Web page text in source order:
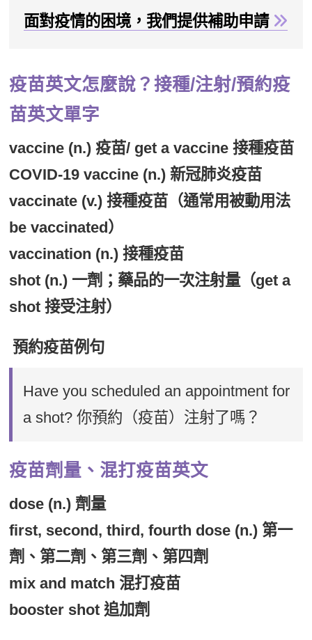
面對疫情的困境，我們提供補助申請
疫苗英文怎麼說？接種/注射/預約疫
苗英文單字
vaccine (n.) 疫苗/ get a vaccine 接種疫苗
COVID-19 vaccine (n.) 新冠肺炎疫苗
vaccinate (v.) 接種疫苗（通常用被動用法
be vaccinated）
vaccination (n.) 接種疫苗
shot (n.) 一劑；藥品的一次注射量（get a
shot 接受注射）
預約疫苗例句
Have you scheduled an appointment for
a shot? 你預約（疫苗）注射了嗎？
疫苗劑量、混打疫苗英文
dose (n.) 劑量
first, second, third, fourth dose (n.) 第一
劑、第二劑、第三劑、第四劑
mix and match 混打疫苗
booster shot 追加劑